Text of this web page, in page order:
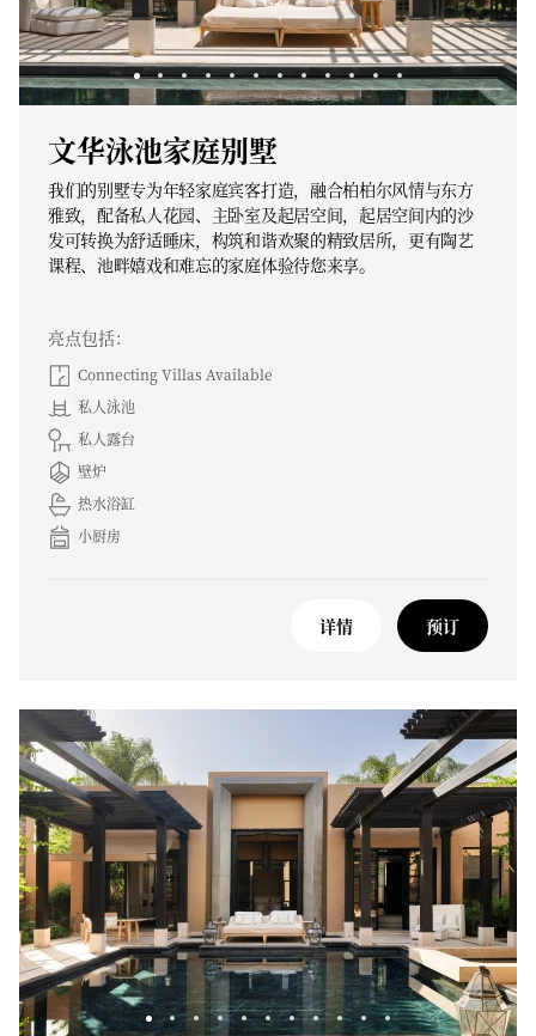
文华泳池家庭别墅
我们的别墅专为年轻家庭宾客打造，融合柏柏尔风情与东方
雅致，配备私人花园、主卧室及起居空间，起居空间内的沙
发可转换为舒适睡床，构筑和谐欢聚的精致居所，更有陶艺
课程、池畔嬉戏和难忘的家庭体验待您来享。
亮点包括：
Connecting Villas Available
私人泳池
私人露台
壁炉
热水浴缸
小厨房
详情 预订